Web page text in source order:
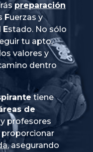
preparación
Fuerzas y
Estado. No sólo
tu apto,
valores y
dentro
tiene
de
profesores
, asegurando